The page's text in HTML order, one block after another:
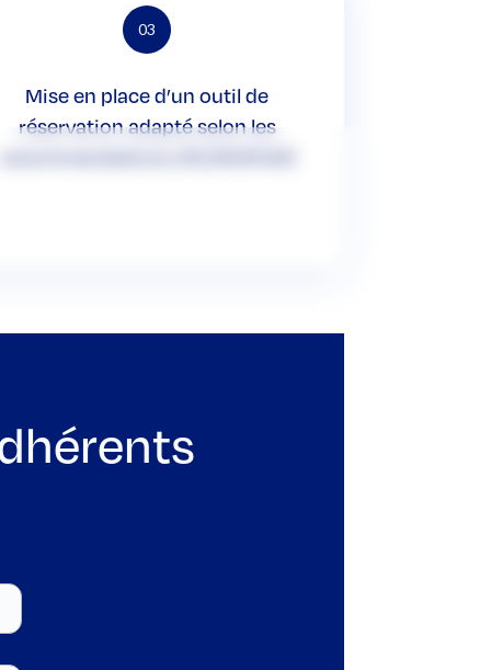
03
Mise en place d’un outil de
réservation adapté selon les